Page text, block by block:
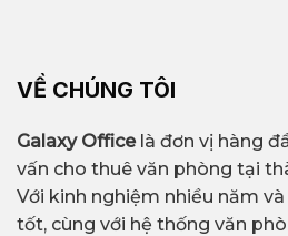
VỀ CHÚNG TÔI
Galaxy Officelà đơn vị hàng
vấn cho thuê văn phòng tại
Với kinh nghiệm nhiều năm
tốt, cùng với hệ thống văn